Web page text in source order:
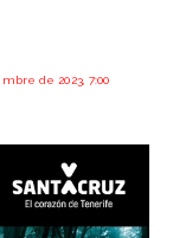
de 2023, 7:00